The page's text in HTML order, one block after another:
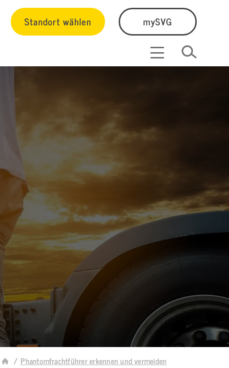
Standort wählen mySVG
Phantomfrachtführer erkennen und vermeiden